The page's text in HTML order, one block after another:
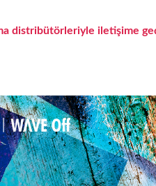
distribütörleriyle iletişime